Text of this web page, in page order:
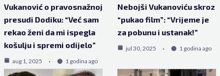
Vukanović o pravosnažnoj
presudi Dodiku: “Već sam
rekao ženi da mi ispegla
košulju i spremi odijelo”
aug 1, 2025 1 godina ago
Nebojši Vukanoviću skroz
“pukao film”: “Vrijeme je
za pobunu i ustanak!”
jul 30, 2025 1 godina ago